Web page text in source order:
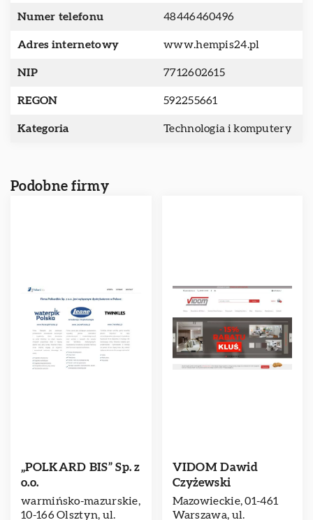
Numer telefonu 48446460496
Adres internetowy www.hempis24.pl
NIP 7712602615
REGON 592255661
Kategoria Technologia i komputery
Podobne firmy
„POLKARD BIS” Sp. z
o.o.
warmińsko-mazurskie,
10-166 Olsztyn, ul.
VIDOM Dawid
Czyżewski
Mazowieckie, 01-461
Warszawa, ul.